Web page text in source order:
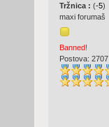
Tržnica : (-5)
maxi forumaš
Banned!
Postova: 2707